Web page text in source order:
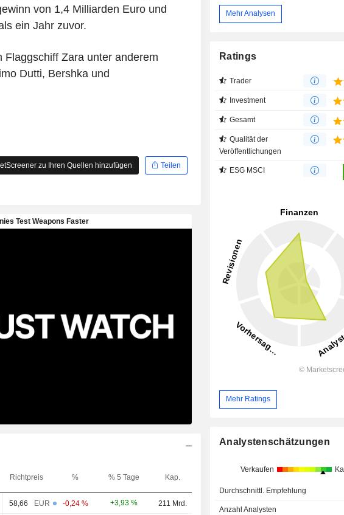
von 1,4 Milliarden Euro und
ein Jahr zuvor.
Zara unter anderem
Dutti, Bershka und
zu Ihren Quellen hinzufügen Teilen
Richtpreis % % 5 Tage Kap.
58,66 EUR -0,24 % +3,93 % 211 Mrd.
Mehr Analysen
Ratings
Trader
Investment
Gesamt
Qualität der
Veröffentlichungen
ESG MSCI
Mehr Ratings
Analystenschätzungen
Verkaufen
Durchschnittl. Empfehlung
Anzahl Analysten